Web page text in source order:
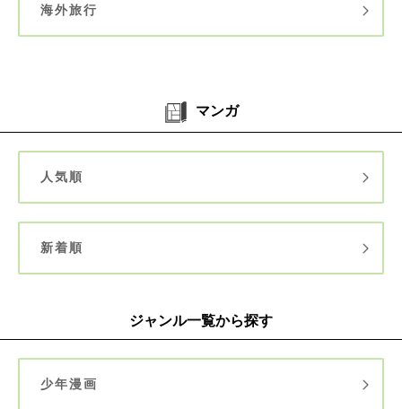
海外旅行
マンガ
人気順
新着順
ジャンル一覧から探す
少年漫画